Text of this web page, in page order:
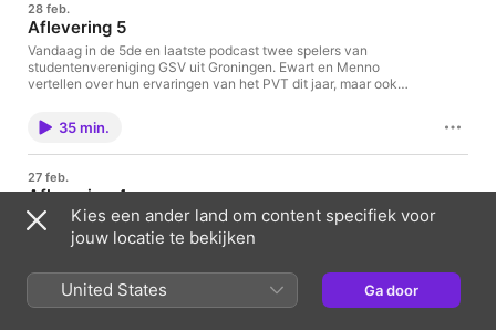
28 feb.
Aflevering 5
Vandaag in de 5de en laatste podcast twee spelers van
studentenvereniging GSV uit Groningen. Ewart en Menno
vertellen over hun ervaringen van het PVT dit jaar, maar ook
eerste jaar als teler en nu als ervaren speler.
35 min.
27 feb.
Aflevering 4
Vandaag in de podcast Erik (vader) en Norah (dochter) over
haar eerste PVT met de ervaring en kennis van vader en zijn
verhaal over zijn PVT finale in 1995 (of 1996). Waar generaties
samen gebonden zijn door een volleybaltoernooi in Assen
37 min.
Kies een ander land om content specifiek voor
jouw locatie te bekijken
United States Ga door